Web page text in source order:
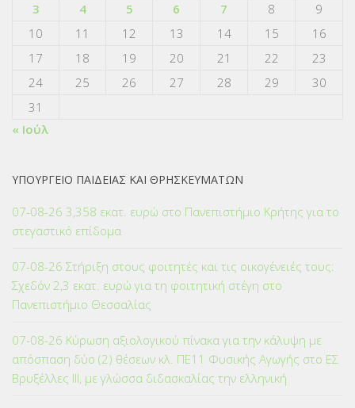
3
4 5 6 7 8
9
10
11 12 13 14 15
16
17
18 19 20 21 22
23
24
25 26 27 28 29
30
31
« Ιούλ
ΥΠΟΥΡΓΕΙΟ ΠΑΙΔΕΙΑΣ ΚΑΙ ΘΡΗΣΚΕΥΜΑΤΩΝ
07-08-26 3,358 εκατ. ευρώ στο Πανεπιστήμιο Κρήτης για το
στεγαστικό επίδομα
07-08-26 Στήριξη στους φοιτητές και τις οικογένειές τους:
Σχεδόν 2,3 εκατ. ευρώ για τη φοιτητική στέγη στο
Πανεπιστήμιο Θεσσαλίας
07-08-26 Κύρωση αξιολογικού πίνακα για την κάλυψη με
απόσπαση δύο (2) θέσεων κλ. ΠΕ11 Φυσικής Αγωγής στο ΕΣ
Βρυξέλλες ΙΙΙ, με γλώσσα διδασκαλίας την ελληνική